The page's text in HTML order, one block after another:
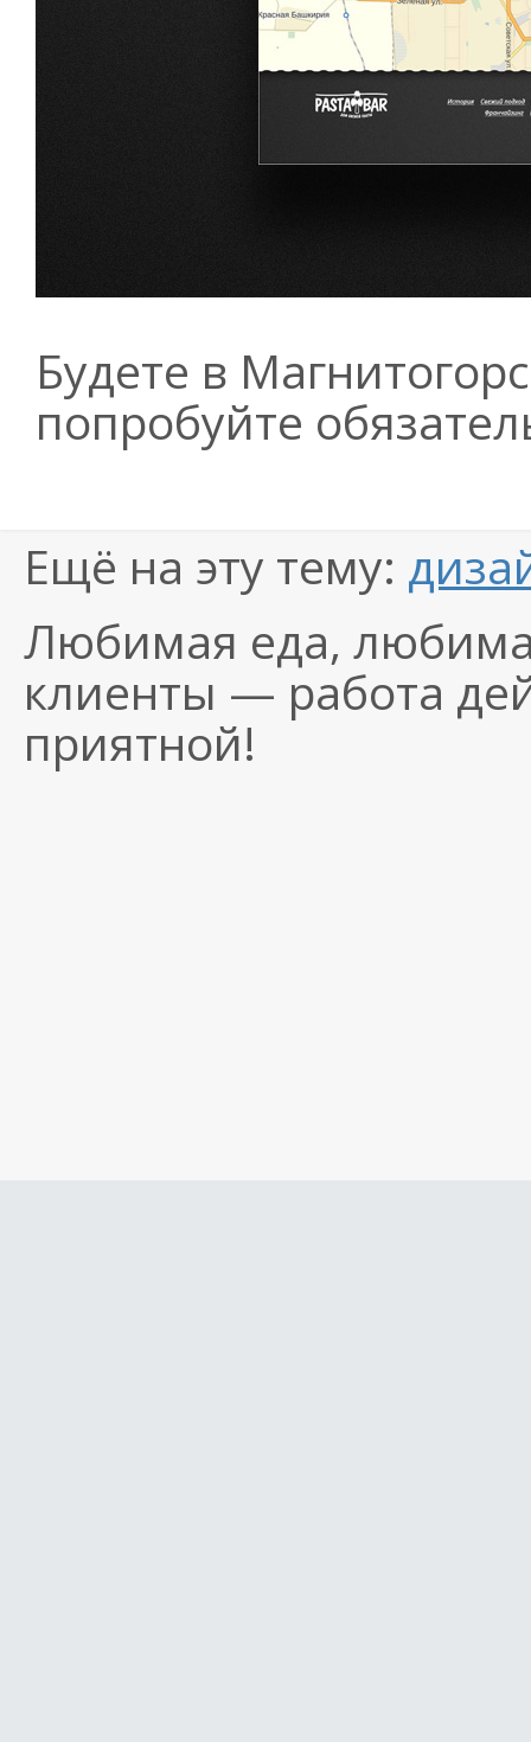
Будете в
попробуйте
Ещё на эту тему:
Любимая еда,
клиенты — работа
приятной!